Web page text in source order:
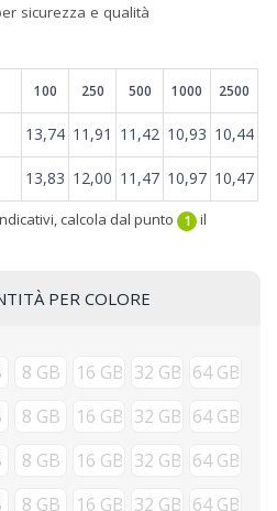
sicurezza e qualità
100 250 500 1000 2500
13,74 11,91 11,42 10,93 10,44
13,83 12,00 11,47 10,97 10,47
calcola dal punto 1 il
PER COLORE